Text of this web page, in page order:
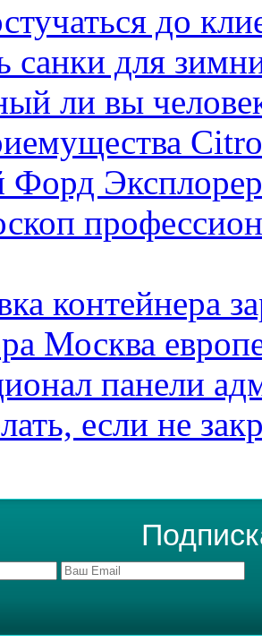
до
санки для
ли вы
контейнера
Москва
панели
если не